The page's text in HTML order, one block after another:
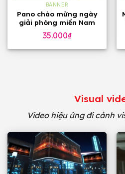
BANNER
Pano chào mừng ngày
giải phóng miền Nam
30-4
35.000₫
Visual
Video hiệu ứng đi cảnh